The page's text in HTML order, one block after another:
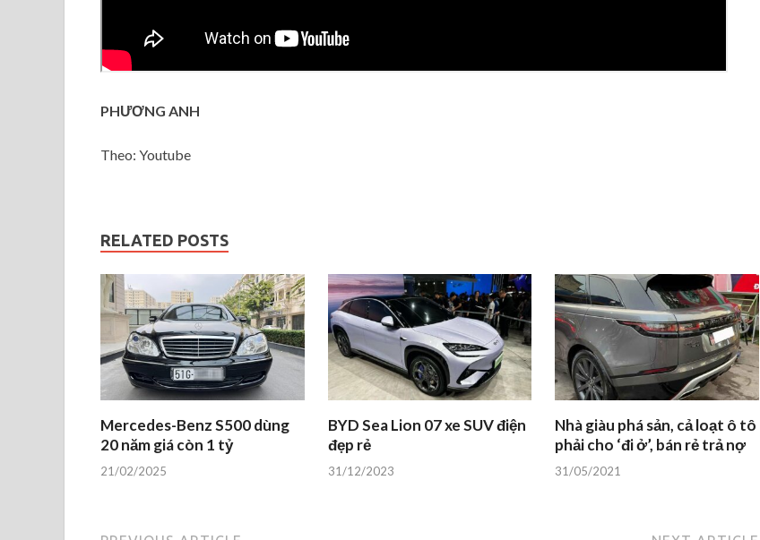
PHƯƠNG ANH
Theo: Youtube
RELATED POSTS
Mercedes-Benz S500 dùng
20 năm giá còn 1 tỷ
21/02/2025
BYD Sea Lion 07 xe SUV điện
đẹp rẻ
31/12/2023
Nhà giàu phá sản, cả loạt ô tô
phải cho ‘đi ở’, bán rẻ trả nợ
31/05/2021